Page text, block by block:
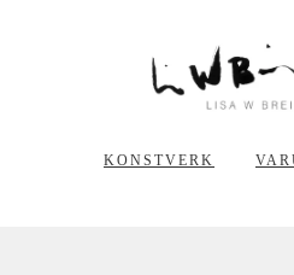
KONSTVERK